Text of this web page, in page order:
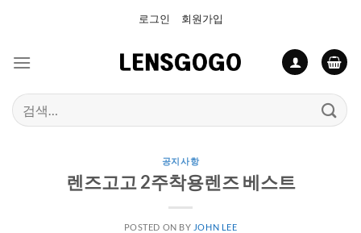
로그인 회원가입
검
색:
공지사항
렌즈고고 2주착용렌즈 베스트
POSTED ON BY JOHN LEE